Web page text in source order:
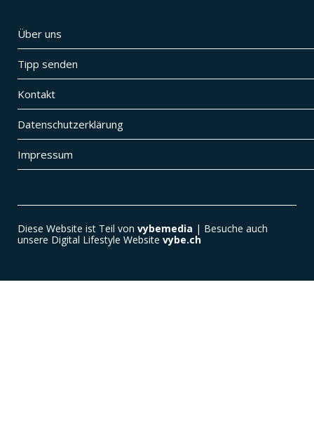
Über uns
Tipp senden
Kontakt
Datenschutzerklärung
Impressum
Diese Website ist Teil von vybemedia | Besuche auch
unsere Digital Lifestyle Website vybe.ch